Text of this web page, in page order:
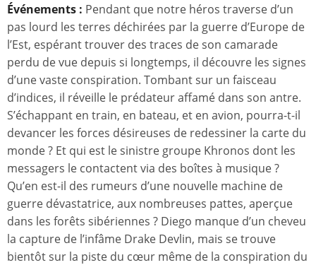
Événements : Pendant que notre héros traverse d’un
pas lourd les terres déchirées par la guerre d’Europe de
l’Est, espérant trouver des traces de son camarade
perdu de vue depuis si longtemps, il découvre les signes
d’une vaste conspiration. Tombant sur un faisceau
d’indices, il réveille le prédateur affamé dans son antre.
S’échappant en train, en bateau, et en avion, pourra-t-il
devancer les forces désireuses de redessiner la carte du
monde ? Et qui est le sinistre groupe Khronos dont les
messagers le contactent via des boîtes à musique?
Qu’en est-il des rumeurs d’une nouvelle machine de
guerre dévastatrice, aux nombreuses pattes, aperçue
dans les forêts sibériennes ? Diego manque d’un cheveu
la capture de l’infâme Drake Devlin, mais se trouve
bientôt sur la piste du cœur même de la conspiration du